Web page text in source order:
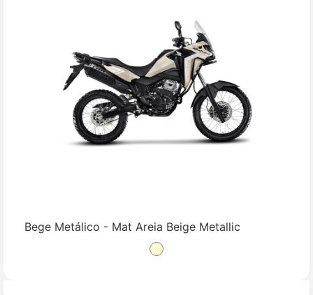
Bege Metálico - Mat Areia Beige Metallic